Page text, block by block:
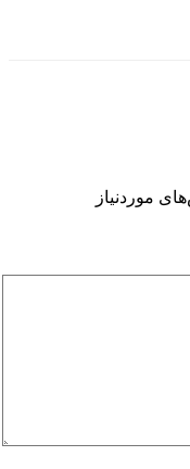
موردنیاز